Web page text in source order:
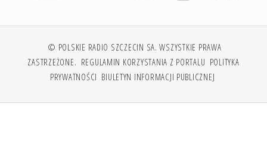
© POLSKIE RADIO SZCZECIN SA. WSZYSTKIE PRAWA
ZASTRZEŻONE. REGULAMIN KORZYSTANIA Z PORTALU POLITYKA
PRYWATNOŚCI BIULETYN INFORMACJI PUBLICZNEJ